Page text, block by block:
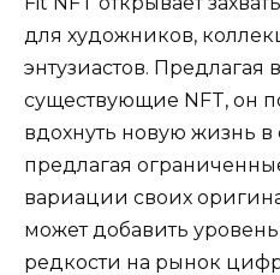
для художников,
энтузиастов. Предлагая
существующие NFT, он
вдохнуть новую жизнь в
предлагая
вариации своих
может добавить
редкости на рынок